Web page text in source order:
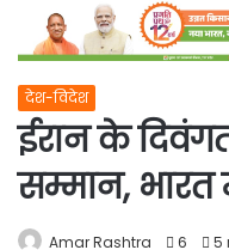
देश-विदेश
ईरान के दिवंगत
सम्मान, भारत
Amar Rashtra 6 5